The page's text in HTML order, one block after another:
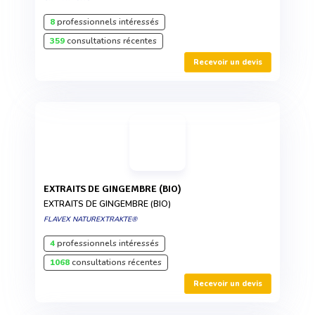
8professionnels intéressés
359consultations récentes
Recevoir un devis
EXTRAITS DE GINGEMBRE (BIO)
EXTRAITS DE GINGEMBRE (BIO)
FLAVEX NATUREXTRAKTE®
4professionnels intéressés
1068consultations récentes
Recevoir un devis